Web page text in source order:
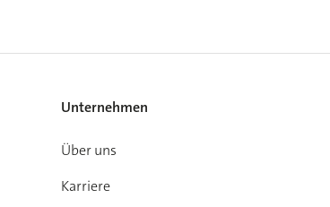
Unternehmen
Über uns
Karriere